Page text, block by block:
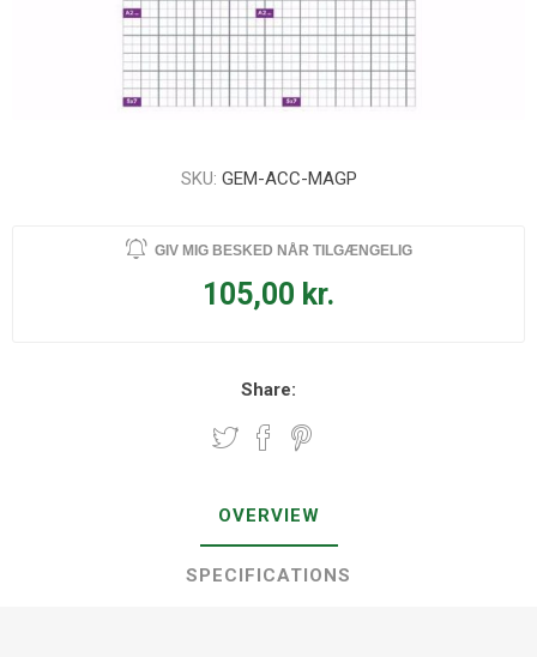
SKU: GEM-ACC-MAGP
GIV MIG BESKED NÅR TILGÆNGELIG
105,00 kr.
Share:
OVERVIEW
SPECIFICATIONS